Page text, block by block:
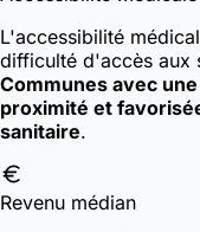
L'accessibilité
difficulté d'accès aux
Communes avec
proximité et
sanitaire.
Revenu médian